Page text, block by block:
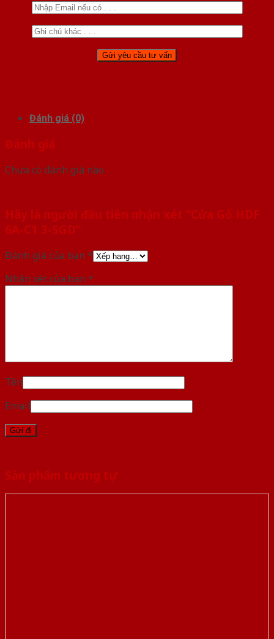
Đánh giá (0)
Đánh giá
Chưa có đánh giá nào.
Hãy là người đầu tiên nhận xét “Cửa Gỗ HDF
6A-C1 3-SGD”
Đánh giá của bạn *
Nhận xét của bạn *
Tên
Email
Sản phẩm tương tự